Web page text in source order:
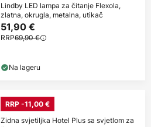
Lindby LED lampa za čitanje Flexola,
zlatna, okrugla, metalna, utikač
51,90 €
RRP69,90 €
Na lageru
RRP -11,00 €
Zidna svjetiljka Hotel Plus sa svjetlom za